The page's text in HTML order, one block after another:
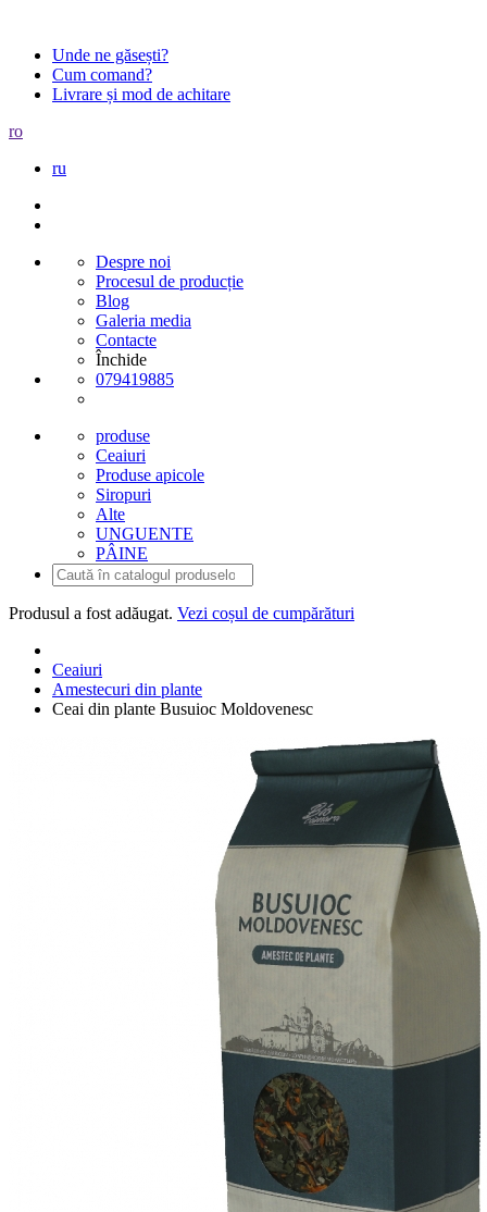
Unde ne găsești?
Cum comand?
Livrare și mod de achitare
ro
ru
Despre noi
Procesul de producție
Blog
Galeria media
Contacte
Închide
079419885
produse
Ceaiuri
Produse apicole
Siropuri
Alte
UNGUENTE
PÂINE
Produsul a fost adăugat. Vezi coșul de cumpărături
Ceaiuri
Amestecuri din plante
Ceai din plante Busuioc Moldovenesc
Ceai din plante Busuioc Moldovenesc